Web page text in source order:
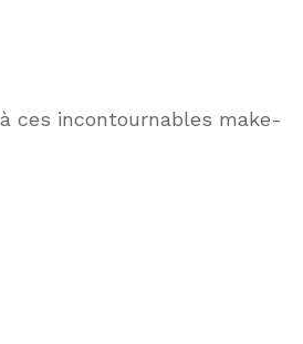
ces incontournables make-